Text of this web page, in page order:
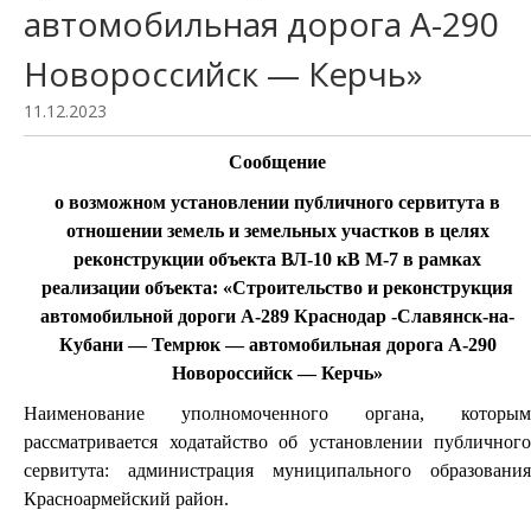
автомобильная дорога А-290
Новороссийск — Керчь»
11.12.2023
Сообщение
о возможном установлении публичного сервитута в
отношении земель и земельных участков в целях
реконструкции объекта ВЛ-10 кВ М-7 в рамках
реализации объекта: «Строительство и реконструкция
автомобильной дороги А-289 Краснодар -Славянск-на-
Кубани — Темрюк — автомобильная дорога А-290
Новороссийск — Керчь»
Наименование уполномоченного органа, которым
рассматривается ходатайство об установлении публичного
сервитута: администрация муниципального образования
Красноармейский район.